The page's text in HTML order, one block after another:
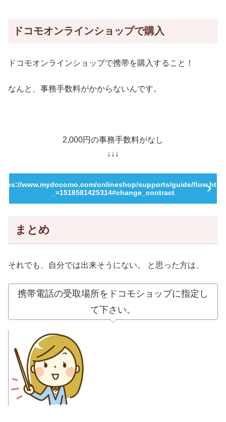
ドコモオンラインショップで購入
ドコモオンラインショップで携帯を購入すること！
なんと、事務手数料がかからないんです。
2,000円の事務手数料がなし
↓↓↓
www.mydocomo.com/onlineshop/supports/guide/
_=1518581425314#change_contract
まとめ
それでも、自分では出来そうにない。 と思った方は、
携帯電話の受取場所をドコモショップに指定し
て下さい。